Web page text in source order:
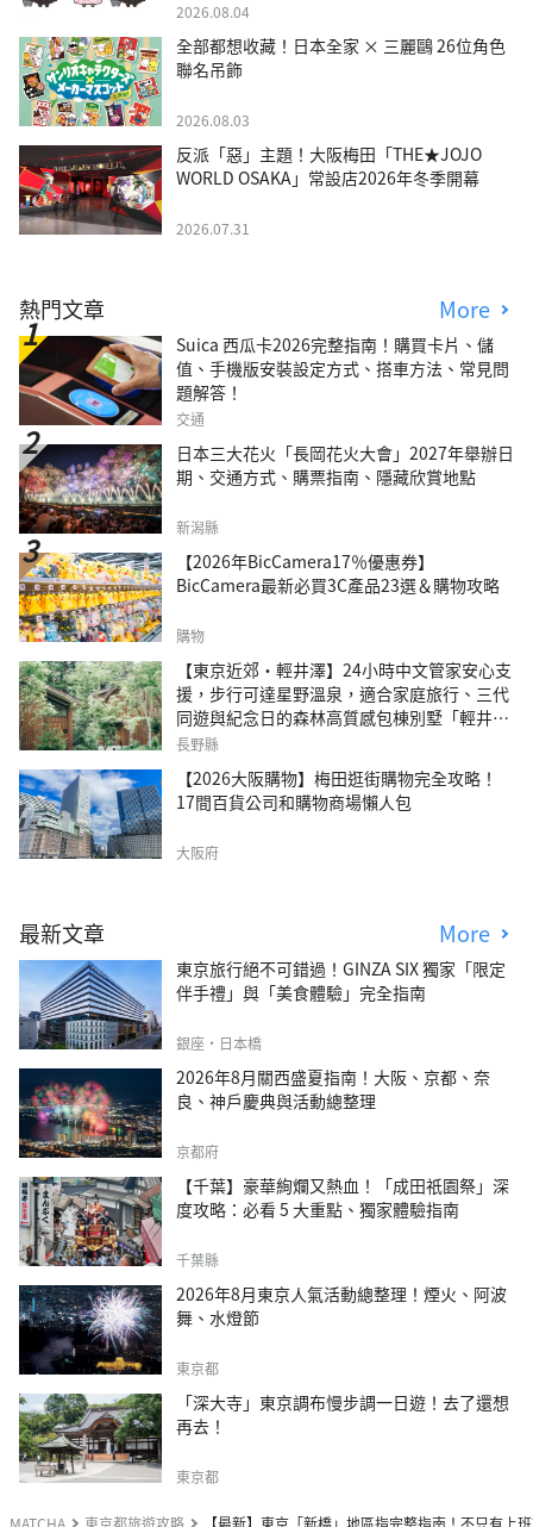
2026.08.04
全部都想收藏！日本全家 × 三麗鷗 26位角色
聯名吊飾
2026.08.03
反派「惡」主題！大阪梅田「THE★JOJO
WORLD OSAKA」常設店2026年冬季開幕
2026.07.31
熱門文章 More
Suica 西瓜卡2026完整指南！購買卡片、儲
值、手機版安裝設定方式、搭車方法、常見問
題解答！
交通
日本三大花火「長岡花火大會」2027年舉辦日
期、交通方式、購票指南、隱藏欣賞地點
新潟縣
【2026年BicCamera17％優惠券】
BicCamera最新必買3C產品23選＆購物攻略
購物
【東京近郊・輕井澤】24小時中文管家安心支
援，步行可達星野溫泉，適合家庭旅行、三代
同遊與紀念日的森林高質感包棟別墅「輕井澤
森四季VILLA」
長野縣
【2026大阪購物】梅田逛街購物完全攻略！
17間百貨公司和購物商場懶人包
大阪府
最新文章 More
東京旅行絕不可錯過！GINZA SIX 獨家「限定
伴手禮」與「美食體驗」完全指南
銀座・日本橋
2026年8月關西盛夏指南！大阪、京都、奈
良、神戶慶典與活動總整理
京都府
【千葉】豪華絢爛又熱血！「成田祇園祭」深
度攻略：必看 5 大重點、獨家體驗指南
千葉縣
2026年8月東京人氣活動總整理！煙火、阿波
舞、水燈節
東京都
「深大寺」東京調布慢步調一日遊！去了還想
再去！
東京都